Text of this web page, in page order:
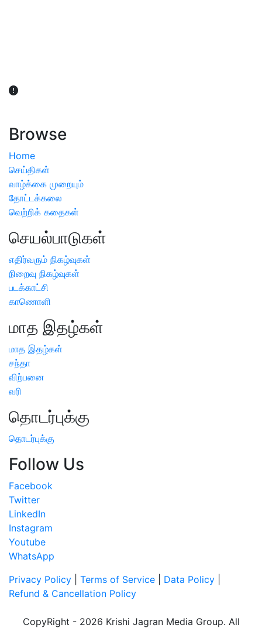
Browse
Home
செய்திகள்
வாழ்க்கை முறையும்
தோட்டக்கலை
வெற்றிக் கதைகள்
செயல்பாடுகள்
எதிர்வரும் நிகழ்வுகள்
நிறைவு நிகழ்வுகள்
படக்காட்சி
காணொளி
மாத இதழ்கள்
மாத இதழ்கள்
சந்தா
விற்பனை
வரி
தொடர்புக்கு
தொடர்புக்கு
Follow Us
Facebook
Twitter
LinkedIn
Instagram
Youtube
WhatsApp
Privacy Policy
Terms of Service Data Policy
Refund & Cancellation Policy
CopyRight - 2026 Krishi Jagran Media Group. All